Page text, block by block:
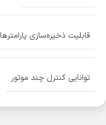
قابلیت ذخیره‌سازی پارامترها
توانایی کنترل چند موتور